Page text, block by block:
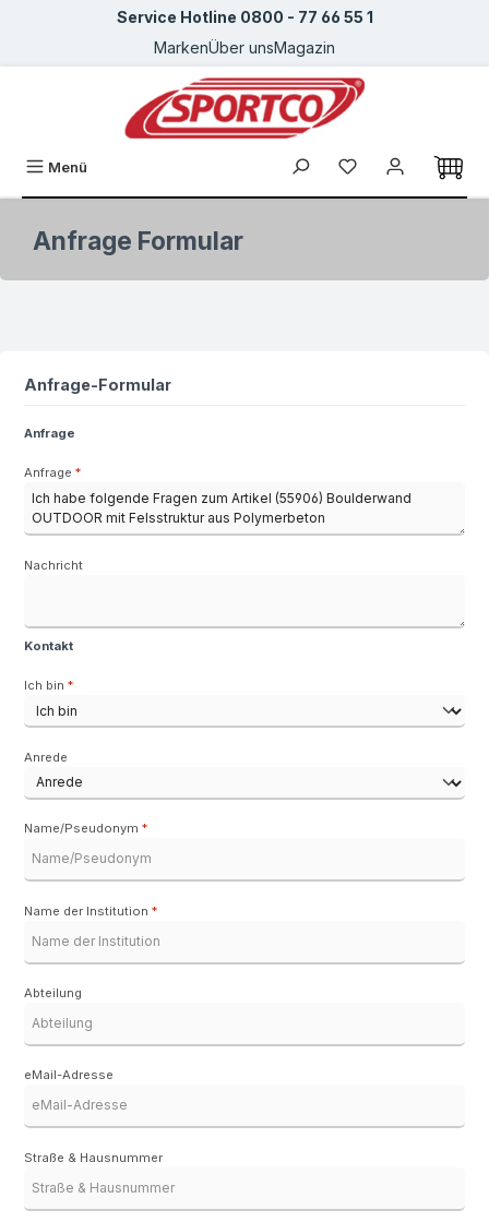
Zum Hauptinhalt springenService Hotline 0800 - 77 66 55 1
MarkenÜber unsMagazin
Menü Du hast 0
Anfrage Formular
Anfrage-Formular
Anfrage
Anfrage *
Nachricht
Kontakt
Ich bin *
Anrede
Name/Pseudonym *
Name der Institution *
Abteilung
eMail-Adresse
Straße & Hausnummer